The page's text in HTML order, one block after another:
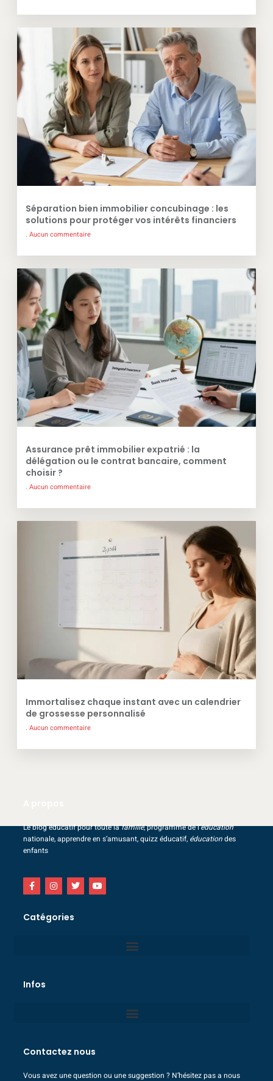
Séparation bien immobilier concubinage : les
solutions pour protéger vos intérêts financiers
Aucun commentaire
Assurance prêt immobilier expatrié : la
délégation ou le contrat bancaire, comment
choisir ?
Aucun commentaire
Immortalisez chaque instant avec un calendrier
de grossesse personnalisé
Aucun commentaire
Le blog éducatif pour toute lafamille, programme de l’éducation
nationale, apprendre en s’amusant, quizz éducatif, éducationdes
enfants
Catégories
Infos
Contactez nous
Vous avez une question ou une suggestion ? N’hésitez pas a nous